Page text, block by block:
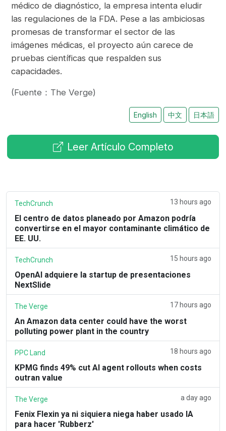
médico de diagnóstico, la empresa intenta eludir
las regulaciones de la FDA. Pese a las ambiciosas
promesas de transformar el sector de las
imágenes médicas, el proyecto aún carece de
pruebas científicas que respalden sus
capacidades.
(Fuente：The Verge)
English 中文 日本語
Leer Artículo Completo
TechCrunch 13 hours ago
El centro de datos planeado por Amazon podría
convertirse en el mayor contaminante climático de
EE. UU.
TechCrunch 15 hours ago
OpenAI adquiere la startup de presentaciones
NextSlide
The Verge 17 hours ago
An Amazon data center could have the worst
polluting power plant in the country
PPC Land 18 hours ago
KPMG finds 49% cut AI agent rollouts when costs
outran value
The Verge a day ago
Fenix Flexin ya ni siquiera niega haber usado IA
para hacer 'Rubberz'